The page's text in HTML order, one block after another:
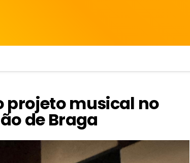
projeto musical no
de Braga